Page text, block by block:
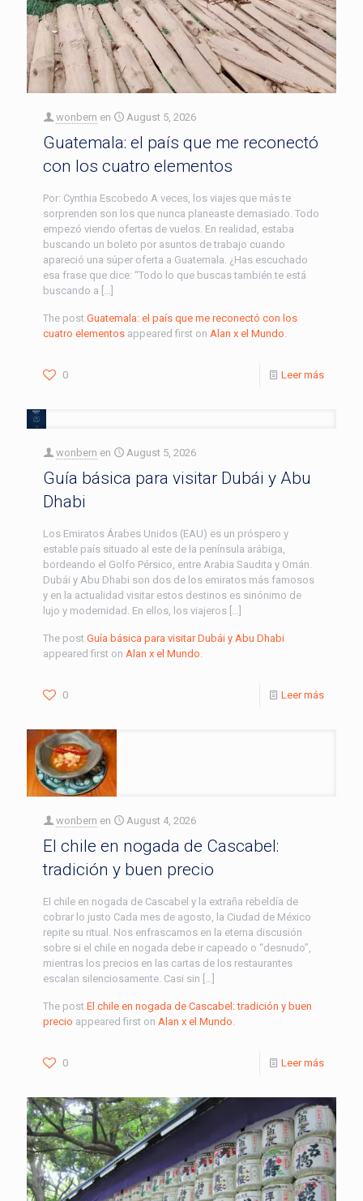
wonbern en August 5, 2026
Guatemala: el país que me reconectó
con los cuatro elementos
Por: Cynthia Escobedo A veces, los viajes que más te
sorprenden son los que nunca planeaste demasiado. Todo
empezó viendo ofertas de vuelos. En realidad, estaba
buscando un boleto por asuntos de trabajo cuando
apareció una súper oferta a Guatemala. ¿Has escuchado
esa frase que dice: “Todo lo que buscas también te está
buscando a […]
The post Guatemala: el país que me reconectó con los
cuatro elementos appeared first on Alan x el Mundo
0 Leer más
wonbern en August 5, 2026
Guía básica para visitar Dubái y Abu
Dhabi
Los Emiratos Árabes Unidos (EAU) es un próspero y
estable país situado al este de la península arábiga,
bordeando el Golfo Pérsico, entre Arabia Saudita y Omán.
Dubái y Abu Dhabi son dos de los emiratos más famosos
y en la actualidad visitar estos destinos es sinónimo de
lujo y modernidad. En ellos, los viajeros […]
The post Guía básica para visitar Dubái y Abu Dhabi
appeared first on Alan x el Mundo
0 Leer más
wonbern en August 4, 2026
El chile en nogada de Cascabel:
tradición y buen precio
El chile en nogada de Cascabel y la extraña rebeldía de
cobrar lo justo Cada mes de agosto, la Ciudad de México
repite su ritual. Nos enfrascamos en la eterna discusión
sobre si el chile en nogada debe ir capeado o “desnudo”,
mientras los precios en las cartas de los restaurantes
escalan silenciosamente. Casi sin […]
The post El chile en nogada de Cascabel: tradición y buen
precio appeared first on Alan x el Mundo
0 Leer más